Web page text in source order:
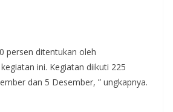
persen ditentukan oleh
ini. Kegiatan diikuti 225
dan 5 Desember, ” ungkapnya.